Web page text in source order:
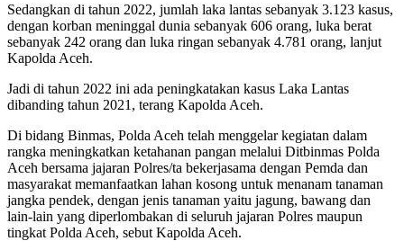
Sedangkan di tahun 2022, jumlah laka lantas sebanyak 3.123 kasus,
dengan korban meninggal dunia sebanyak 606 orang, luka berat
sebanyak 242 orang dan luka ringan sebanyak 4.781 orang, lanjut
Kapolda Aceh.
Jadi di tahun 2022 ini ada peningkatakan kasus Laka Lantas
dibanding tahun 2021, terang Kapolda Aceh.
Di bidang Binmas, Polda Aceh telah menggelar kegiatan dalam
rangka meningkatkan ketahanan pangan melalui Ditbinmas Polda
Aceh bersama jajaran Polres/ta bekerjasama dengan Pemda dan
masyarakat memanfaatkan lahan kosong untuk menanam tanaman
jangka pendek, dengan jenis tanaman yaitu jagung, bawang dan
lain-lain yang diperlombakan di seluruh jajaran Polres maupun
tingkat Polda Aceh, sebut Kapolda Aceh.